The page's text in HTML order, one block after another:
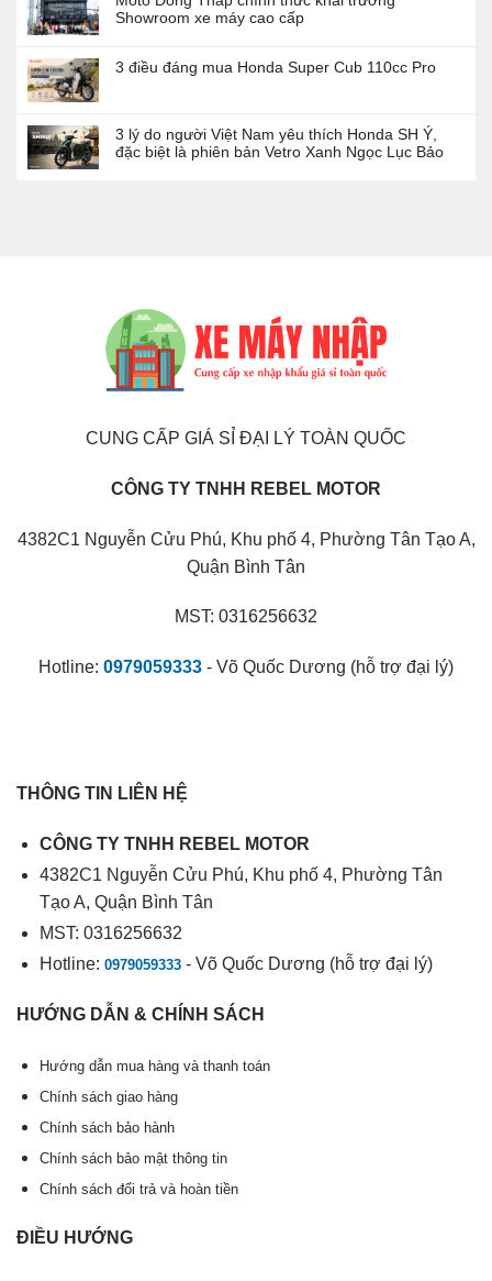
Showroom xe máy cao cấp
3 điều đáng mua Honda Super Cub 110cc Pro
3 lý do người Việt Nam yêu thích Honda SH Ý,
đặc biệt là phiên bản Vetro Xanh Ngọc Lục Bảo
CUNG CẤP GIÁ SỈ ĐẠI LÝ TOÀN QUỐC
CÔNG TY TNHH REBEL MOTOR
4382C1 Nguyễn Cửu Phú, Khu phố 4, Phường Tân Tạo A,
Quận Bình Tân
MST: 0316256632
Hotline: 0979059333 - Võ Quốc Dương (hỗ trợ đại lý)
THÔNG TIN LIÊN HỆ
CÔNG TY TNHH REBEL MOTOR
4382C1 Nguyễn Cửu Phú, Khu phố 4, Phường Tân
Tạo A, Quận Bình Tân
MST: 0316256632
Hotline: 0979059333- Võ Quốc Dương (hỗ trợ đại lý)
HƯỚNG DẪN & CHÍNH SÁCH
Hướng dẫn mua hàng và thanh toán
Chính sách giao hàng
Chính sách bảo hành
Chính sách bảo mật thông tin
Chính sách đổi trả và hoàn tiền
ĐIỀU HƯỚNG